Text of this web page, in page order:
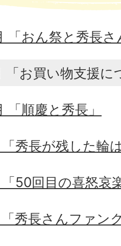
「おん祭と秀長さ
「お買い物支援に
「順慶と秀長」
秀長が残した輪
50回目の喜怒哀
秀長さんファン